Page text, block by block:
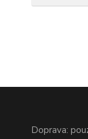
Doprava: